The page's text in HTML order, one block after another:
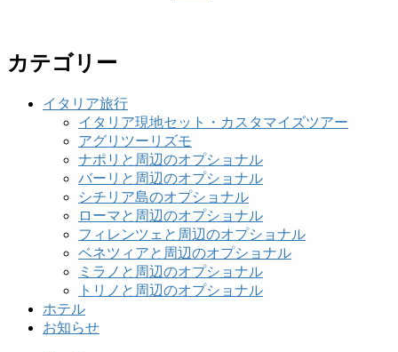
カテゴリー
イタリア旅行
イタリア現地セット・カスタマイズツアー
アグリツーリズモ
ナポリと周辺のオプショナル
バーリと周辺のオプショナル
シチリア島のオプショナル
ローマと周辺のオプショナル
フィレンツェと周辺のオプショナル
ベネツィアと周辺のオプショナル
ミラノと周辺のオプショナル
トリノと周辺のオプショナル
ホテル
お知らせ